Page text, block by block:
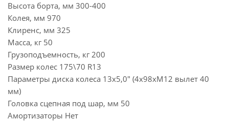
Высота борта, мм 300-400
Колея, мм 970
Клиренс, мм 325
Масса, кг 50
Грузоподъемность, кг 200
Размер колес 175\70 R13
Параметры диска колеса 13x5,0" (4x98хМ12 вылет 40
мм)
Головка сцепная под шар, мм 50
Амортизаторы Нет